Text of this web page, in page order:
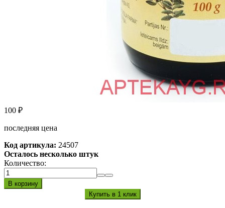
100 ₽
последняя цена
Код артикула: 24507
Осталось несколько штук
Количество: